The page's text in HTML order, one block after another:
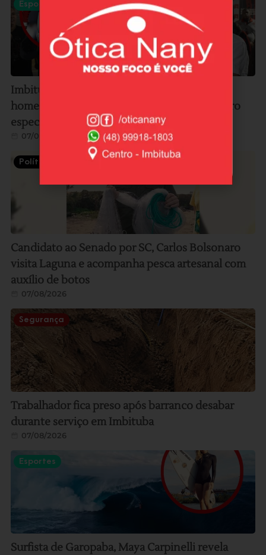
Esportes
Imbitubense e ídolo do Flamengo, Lico será
homenageado pelo clube carioca em encontro
especial no Museu Fla, no RJ
07/08/2026
Política
Candidato ao Senado por SC, Carlos Bolsonaro
visita Laguna e acompanha pesca artesanal com
auxílio de botos
07/08/2026
Segurança
Trabalhador fica preso após barranco desabar
durante serviço em Imbituba
07/08/2026
Esportes
Surfista de Garopaba, Maya Carpinelli revela